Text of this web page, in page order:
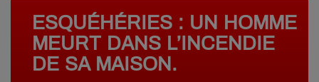
ESQUÉHÉRIES : UN HOMME
MEURT DANS L’INCENDIE
DE SA MAISON.